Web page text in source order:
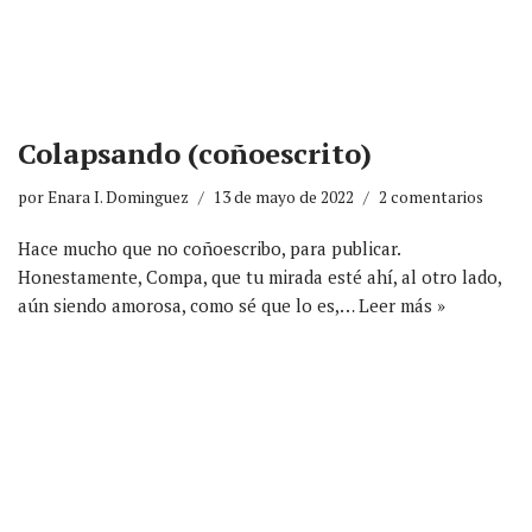
Colapsando (coñoescrito)
porEnara I. Dominguez 13 de mayo de 2022 2 comentarios
Hace mucho que no coñoescribo, para publicar.
Honestamente, Compa, que tu mirada esté ahí, al otro lado,
aún siendo amorosa, como sé que lo es,…Leer más »